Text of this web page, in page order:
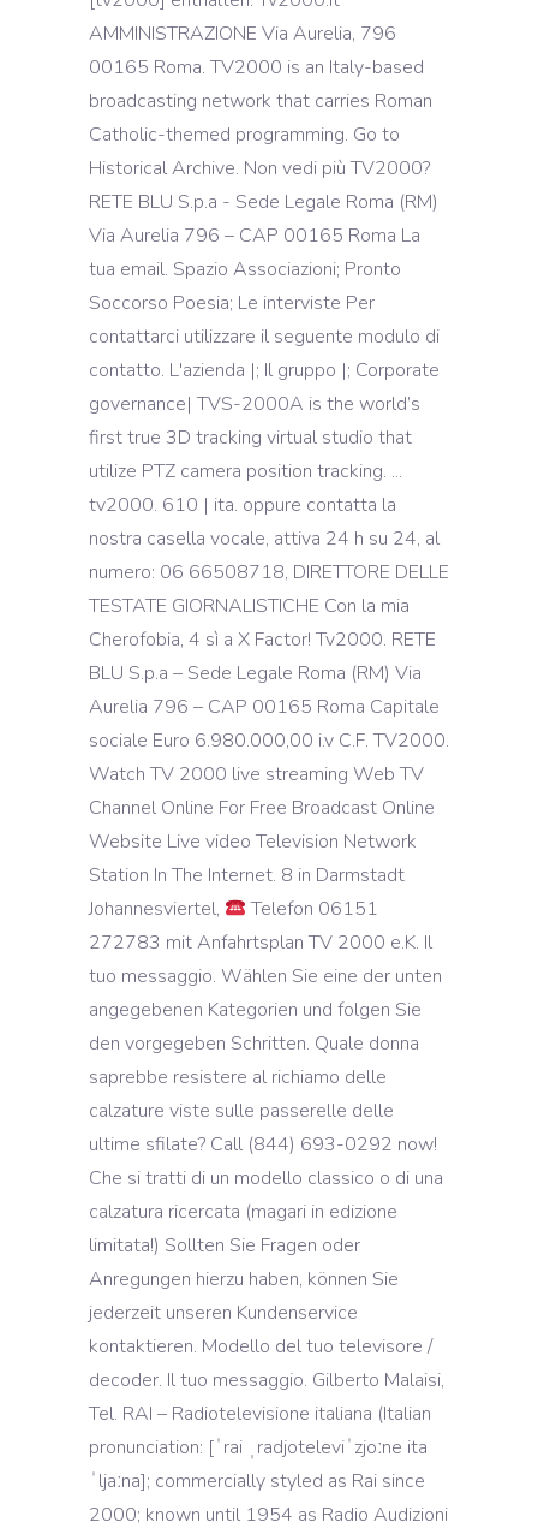
Telefon 06151
272783 mit Anfahrtsplan TV 2000 e.K. Il
tuo messaggio. Wählen Sie eine der unten
angegebenen Kategorien und folgen Sie
den vorgegeben Schritten. Quale donna
saprebbe resistere al richiamo delle
calzature viste sulle passerelle delle
ultime sfilate? Call (844) 693-0292 now!
Che si tratti di un modello classico o di una
calzatura ricercata (magari in edizione
limitata!) Sollten Sie Fragen oder
Anregungen hierzu haben, können Sie
jederzeit unseren Kundenservice
kontaktieren. Modello del tuo televisore /
decoder. Il tuo messaggio. Gilberto Malaisi,
Tel. RAI – Radiotelevisione italiana (Italian
pronunciation: [ˈrai ˌradjoteleviˈzjoːne ita
ˈljaːna]; commercially styled as Rai since
2000; known until 1954 as Radio Audizioni